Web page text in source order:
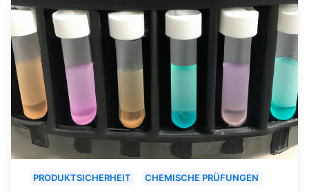
PRODUKTSICHERHEIT CHEMISCHE PRÜFUNGEN